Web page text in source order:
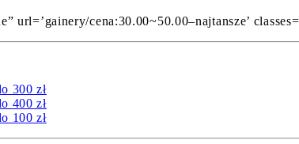
url=’gainery/cena:30.00~50.00–najtansze’
300 zł
400 zł
100 zł